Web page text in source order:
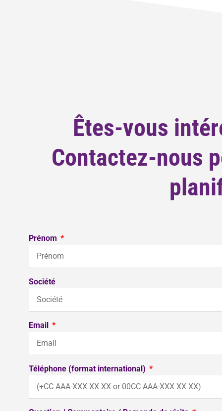
Êtes-vous
Contactez-nous
Prénom
Société
Email
Téléphone (format international)